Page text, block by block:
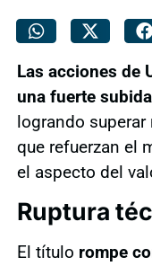
Las acciones de
una fuerte
logrando
que refuerzan el
el aspecto del
Ruptura
El título rompe